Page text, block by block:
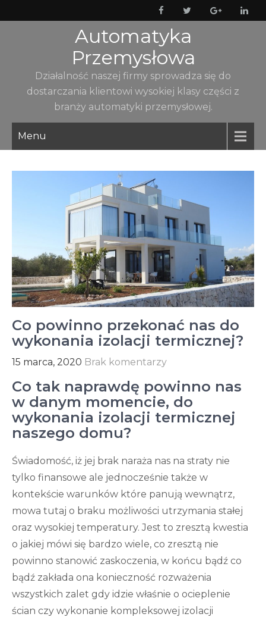
to
Automatyka
Przemysłowa
Działalność naszej firmy sprowadza się do
dostarczania klientowi wysokiej klasy części z
branży automatyki przemysłowej.
Menu
Co powinno przekonać nas do
wykonania izolacji termicznej?
15 marca, 2020 Brak komentarzy
Co tak naprawdę powinno nas
w danym momencie, do
wykonania izolacji termicznej
naszego domu?
Świadomość, iż jej brak naraża nas na straty nie
tylko finansowe ale jednocześnie także w
kontekście warunków które panują wewnątrz,
mowa tutaj o braku możliwości utrzymania stałej
oraz wysokiej temperatury. Jest to zresztą kwestia
o jakiej mówi się bardzo wiele, co zresztą nie
powinno stanowić zaskoczenia, w końcu bądź co
bądź zakłada ona konieczność rozważenia
wszystkich zalet gdy idzie właśnie o ocieplenie
ścian czy wykonanie kompleksowej izolacji